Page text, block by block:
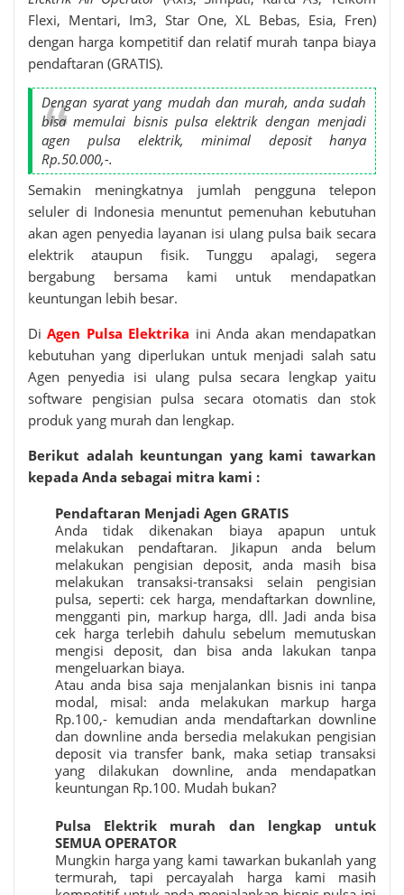
Flexi, Mentari, Im3, Star One, XL Bebas, Esia, Fren)
dengan harga kompetitif dan relatif murah tanpa biaya
pendaftaran (GRATIS).
Dengan syarat yang mudah dan murah, anda sudah
bisa memulai bisnis pulsa elektrik dengan menjadi
agen pulsa elektrik, minimal deposit hanya
Rp.50.000,-.
Semakin meningkatnya jumlah pengguna telepon
seluler di Indonesia menuntut pemenuhan kebutuhan
akan agen penyedia layanan isi ulang pulsa baik secara
elektrik ataupun fisik. Tunggu apalagi, segera
bergabung bersama kami untuk mendapatkan
keuntungan lebih besar.
DiAgen Pulsa Elektrika ini Anda akan mendapatkan
kebutuhan yang diperlukan untuk menjadi salah satu
Agen penyedia isi ulang pulsa secara lengkap yaitu
software pengisian pulsa secara otomatis dan stok
produk yang murah dan lengkap.
Berikut adalah keuntungan yang kami tawarkan
kepada Anda sebagai mitra kami :
Pendaftaran Menjadi Agen GRATIS
Anda tidak dikenakan biaya apapun untuk
melakukan pendaftaran. Jikapun anda belum
melakukan pengisian deposit, anda masih bisa
melakukan transaksi-transaksi selain pengisian
pulsa, seperti: cek harga, mendaftarkan downline,
mengganti pin, markup harga, dll. Jadi anda bisa
cek harga terlebih dahulu sebelum memutuskan
mengisi deposit, dan bisa anda lakukan tanpa
mengeluarkan biaya.
Atau anda bisa saja menjalankan bisnis ini tanpa
modal, misal: anda melakukan markup harga
Rp.100,- kemudian anda mendaftarkan downline
dan downline anda bersedia melakukan pengisian
deposit via transfer bank, maka setiap transaksi
yang dilakukan downline, anda mendapatkan
keuntungan Rp.100. Mudah bukan?
Pulsa Elektrik murah dan lengkap untuk
SEMUA OPERATOR
Mungkin harga yang kami tawarkan bukanlah yang
termurah, tapi percayalah harga kami masih